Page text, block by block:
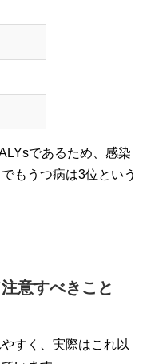
であるため、感染
もうつ病は3位という
意すべきこと
すく、実際はこれ以